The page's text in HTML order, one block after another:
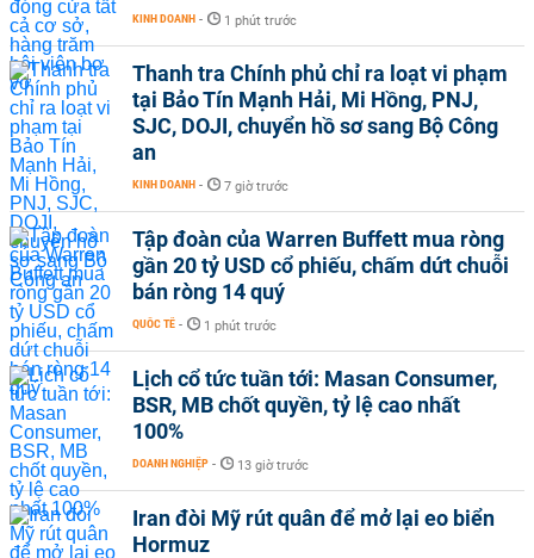
KINH DOANH - 1 phút trước
Thanh tra Chính phủ chỉ ra loạt vi phạm
tại Bảo Tín Mạnh Hải, Mi Hồng, PNJ,
SJC, DOJI, chuyển hồ sơ sang Bộ Công
an
KINH DOANH - 7 giờ trước
Tập đoàn của Warren Buffett mua ròng
gần 20 tỷ USD cổ phiếu, chấm dứt chuỗi
bán ròng 14 quý
QUỐC TẾ - 1 phút trước
Lịch cổ tức tuần tới: Masan Consumer,
BSR, MB chốt quyền, tỷ lệ cao nhất
100%
DOANH NGHIỆP - 13 giờ trước
Iran đòi Mỹ rút quân để mở lại eo biển
Hormuz